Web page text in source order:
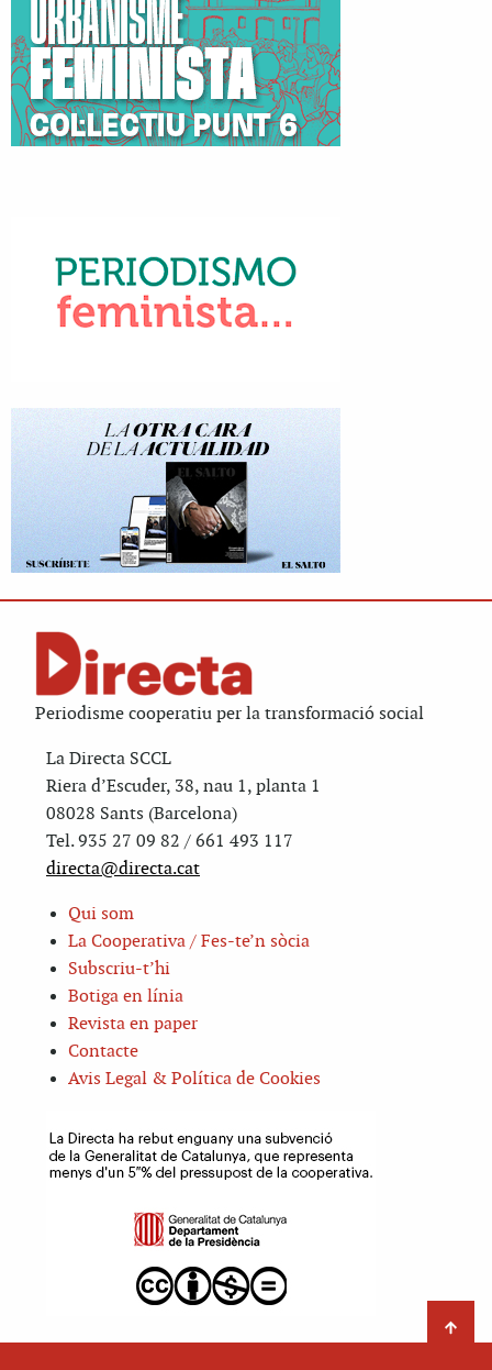
Periodisme cooperatiu per la transformació social
La Directa SCCL
Riera d’Escuder, 38, nau 1, planta 1
08028 Sants (Barcelona)
Tel. 935 27 09 82 / 661 493 117
directa@directa.cat
Qui som
La Cooperativa / Fes-te’n sòcia
Subscriu-t’hi
Botiga en línia
Revista en paper
Contacte
Avis Legal & Política de Cookies